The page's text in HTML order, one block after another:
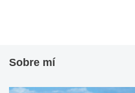
Sobre mí